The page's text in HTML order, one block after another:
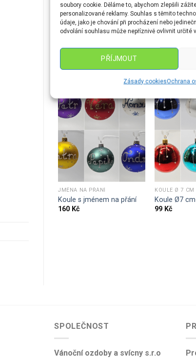
soubory cookie. Děláme to, abychom zlepšili
personalizované reklamy. Souhlas s těmito
údaje, jako je chování při procházení nebo
odvolání souhlasu může nepříznivě ovlivnit určité
PŘÍJMOUT
Zásady cookiesOchrana
BARVA Bílá, Červená, Modrá, světle
SOUVISEJÍCÍ PRODUKTY
JMÉNA NA PŘÁNÍ
Koule s jménem na přání
160 Kč
KOULE Ø 7 CM
Koule Ø7
99 Kč
SPOLEČNOST
Vánoční ozdoby a svícny s.r.o